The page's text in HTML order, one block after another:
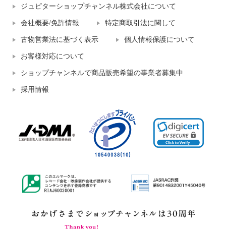
ジュピターショップチャンネル株式会社について
会社概要/免許情報 特定商取引法に関して
古物営業法に基づく表示 個人情報保護について
お客様対応について
ショップチャンネルで商品販売希望の事業者募集中
採用情報